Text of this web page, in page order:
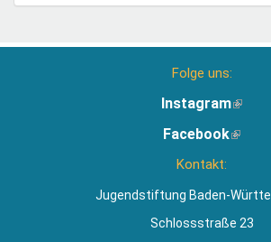
Folge uns:
Instagram(Link
Facebook(Link
Kontakt:
Jugendstiftung Baden-
Schlossstraße 23